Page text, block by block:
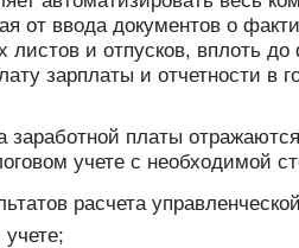
от ввода документов о
листов и отпусков, вплоть
зарплаты и отчетности в
заработной платы
учете с необходимой
расчета